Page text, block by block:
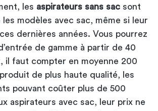
les aspirateurs sans sac sont
modèles avec sac, même si leur
dernières années. Vous pourrez
de gamme à partir de 40
il faut compter en moyenne 200
de plus haute qualité, les
pouvant coûter plus de 500
aspirateurs avec sac, leur prix ne